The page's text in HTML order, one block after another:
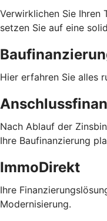
Verwirklichen Sie Ihren
setzen Sie auf eine
Hier erfahren Sie alles
Nach Ablauf der
Ihre Baufinanzierung
ImmoDirekt
Ihre
Modernisierung.